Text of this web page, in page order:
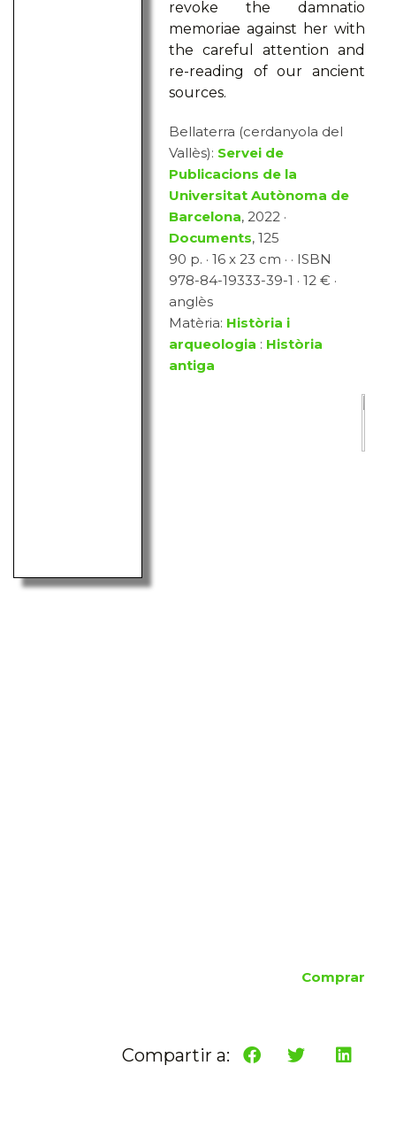
revoke the damnatio
memoriae against her with
the careful attention and
re-reading of our ancient
sources.
Bellaterra (cerdanyola del
Vallès): Servei de
Publicacions de la
Universitat Autònoma de
Barcelona, 2022 ·
Documents, 125
90 p. · 16 x 23 cm · · ISBN
978-84-19333-39-1 · 12 € ·
anglès
Matèria: Història i
arqueologia : Història
antiga
Comprar
Compartir a: